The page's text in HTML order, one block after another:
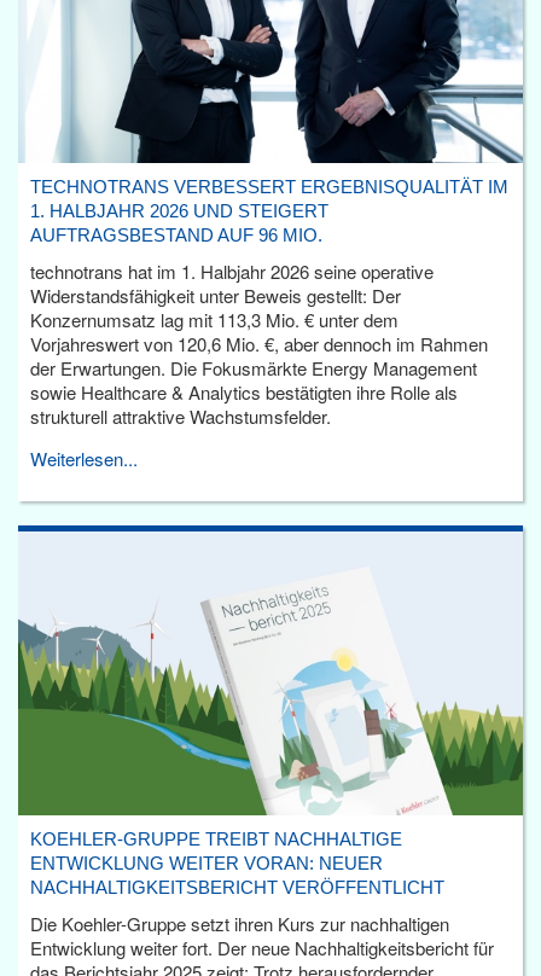
TECHNOTRANS VERBESSERT ERGEBNISQUALITÄT IM
1. HALBJAHR 2026 UND STEIGERT
AUFTRAGSBESTAND AUF 96 MIO.
technotrans hat im 1. Halbjahr 2026 seine operative
Widerstandsfähigkeit unter Beweis gestellt: Der
Konzernumsatz lag mit 113,3 Mio. € unter dem
Vorjahreswert von 120,6 Mio. €, aber dennoch im Rahmen
der Erwartungen. Die Fokusmärkte Energy Management
sowie Healthcare & Analytics bestätigten ihre Rolle als
strukturell attraktive Wachstumsfelder.
Weiterlesen...
KOEHLER-GRUPPE TREIBT NACHHALTIGE
ENTWICKLUNG WEITER VORAN: NEUER
NACHHALTIGKEITSBERICHT VERÖFFENTLICHT
Die Koehler-Gruppe setzt ihren Kurs zur nachhaltigen
Entwicklung weiter fort. Der neue Nachhaltigkeitsbericht für